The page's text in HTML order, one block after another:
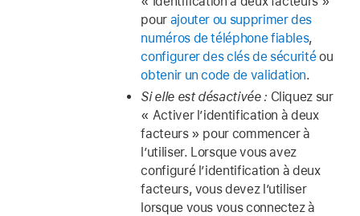
pour ajouter ou supprimer des
numéros de téléphone fiables,
configurer des clés de sécuritéou
obtenir un code de validation.
Si elle est désactivée : Cliquez sur
« Activer l’identification à deux
facteurs » pour commencer à
l’utiliser. Lorsque vous avez
configuré l’identification à deux
facteurs, vous devez l’utiliser
lorsque vous vous connectez à